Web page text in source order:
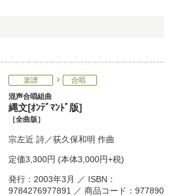
楽譜
合唱
混声合唱組曲
縄文[ｵﾝﾃﾞﾏﾝﾄﾞ版]
［全曲版］
宗左近 詩／荻久保和明 作曲
定価3,300円 (本体3,000円+税)
発行：2003年3月 ／ ISBN：
9784276977891 ／ 商品コード：977890